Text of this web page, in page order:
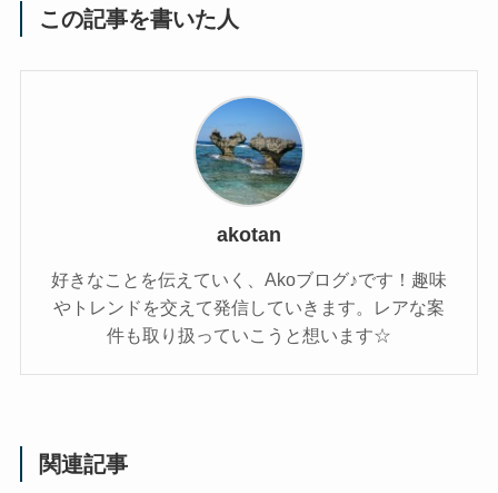
この記事を書いた人
akotan
好きなことを伝えていく、Akoブログ♪です！趣味
やトレンドを交えて発信していきます。レアな案
件も取り扱っていこうと想います☆
関連記事